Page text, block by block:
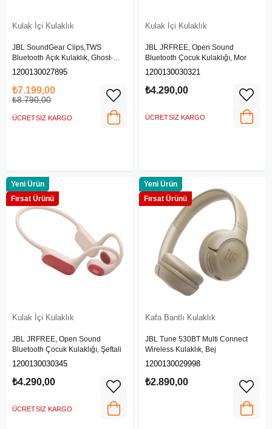
Kulak İçi Kulaklık
JBL SoundGear Clips,TWS
Bluetooth Açık Kulaklık, Ghost-
Siyah
1200130027895
₺7.199,00
₺8.790,00
ÜCRETSIZ KARGO
Kulak İçi Kulaklık
JBL JRFREE, Open Sound
Bluetooth Çocuk Kulaklığı, Mor
1200130030321
₺4.290,00
ÜCRETSIZ KARGO
Kulak İçi Kulaklık
JBL JRFREE, Open Sound
Bluetooth Çocuk Kulaklığı, Şeftali
1200130030345
₺4.290,00
ÜCRETSIZ KARGO
Yeni Ürün
Fırsat Ürünü
Kafa Bantlı Kulaklık
JBL Tune 530BT Multi Connect
Wireless Kulaklık, Bej
1200130029998
₺2.890,00
Yeni Ürün
Fırsat Ürünü